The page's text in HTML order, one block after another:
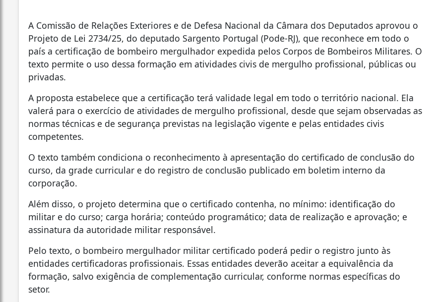
A Comissão de Relações Exteriores e de Defesa Nacional da Câmara dos Deputados aprovou o
Projeto de Lei 2734/25, do deputado Sargento Portugal (Pode-RJ), que reconhece em todo o
país a certificação de bombeiro mergulhador expedida pelos Corpos de Bombeiros Militares. O
texto permite o uso dessa formação em atividades civis de mergulho profissional, públicas ou
privadas.
A proposta estabelece que a certificação terá validade legal em todo o território nacional. Ela
valerá para o exercício de atividades de mergulho profissional, desde que sejam observadas as
normas técnicas e de segurança previstas na legislação vigente e pelas entidades civis
competentes.
O texto também condiciona o reconhecimento à apresentação do certificado de conclusão do
curso, da grade curricular e do registro de conclusão publicado em boletim interno da
corporação.
Além disso, o projeto determina que o certificado contenha, no mínimo: identificação do
militar e do curso; carga horária; conteúdo programático; data de realização e aprovação; e
assinatura da autoridade militar responsável.
Pelo texto, o bombeiro mergulhador militar certificado poderá pedir o registro junto às
entidades certificadoras profissionais. Essas entidades deverão aceitar a equivalência da
formação, salvo exigência de complementação curricular, conforme normas específicas do
setor.